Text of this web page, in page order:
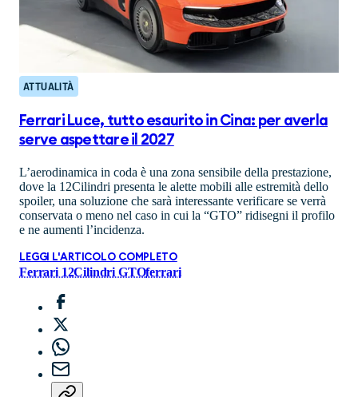
ATTUALITÀ
Ferrari Luce, tutto esaurito in Cina: per averla
serve aspettare il 2027
L’aerodinamica in coda è una zona sensibile della prestazione,
dove la 12Cilindri presenta le alette mobili alle estremità dello
spoiler, una soluzione che sarà interessante verificare se verrà
conservata o meno nel caso in cui la “GTO” ridisegni il profilo
e ne aumenti l’incidenza.
LEGGI L'ARTICOLO COMPLETO
Ferrari 12Cilindri GTOferrari